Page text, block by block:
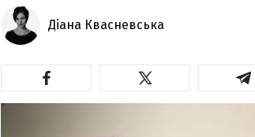
Діана Квасневська